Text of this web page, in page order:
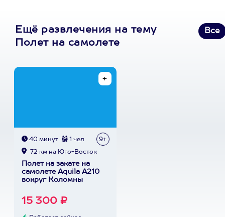
Ещё развлечения на тему
Полет на самолете
Все
40 минут 1 чел 9+
72 км на Юго-Восток
Полет на закате на
самолете Aquila A210
вокруг Коломны
15 300 ₽